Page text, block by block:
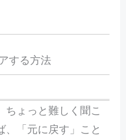
する方法
ちょっと難しく聞こ
、「元に戻す」こと